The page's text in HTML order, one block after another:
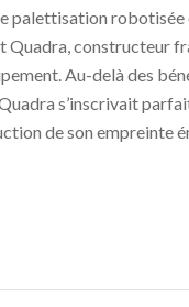
palettisation
Quadra, constructeur
Au-delà des
s’inscrivait
de son empreinte